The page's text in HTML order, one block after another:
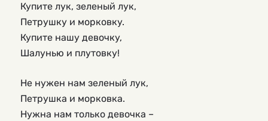
Купите лук, зеленый лук,
Петрушку и морковку.
Купите нашу девочку,
Шалунью и плутовку!
Не нужен нам зеленый лук,
Петрушка и морковка.
Нужна нам только девочка –